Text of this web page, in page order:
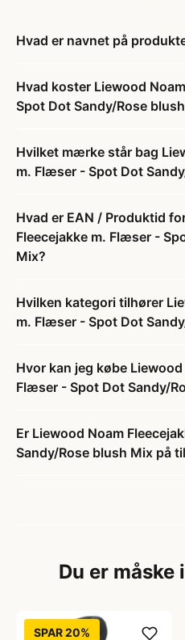
Hvad er navnet på
Hvad koster Liewood
Spot Dot Sandy/Rose
Hvilket mærke står bag
m. Flæser - Spot Dot
Hvad er EAN / Produktid
Fleecejakke m. Flæser -
Mix?
Hvilken kategori tilhører
m. Flæser - Spot Dot
Hvor kan jeg købe
Flæser - Spot Dot Sandy/
Er Liewood Noam
Sandy/Rose blush Mix på
Du er måske
SPAR 20%